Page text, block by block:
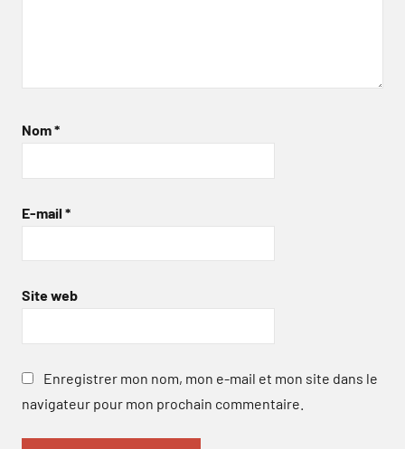
Nom*
E-mail *
Site web
Enregistrer mon nom, mon e-mail et mon site dans le
navigateur pour mon prochain commentaire.